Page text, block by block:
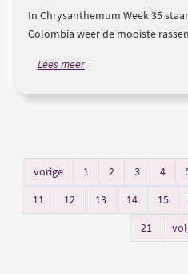
In Chrysanthemum Week 35
Colombia weer de mooiste
Lees meer
vorige 1 2 3 4
11
12 13 14 15
21